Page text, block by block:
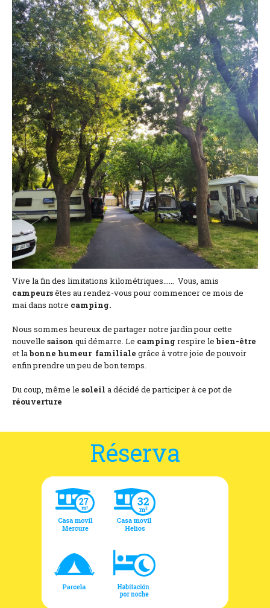
Situación y acceso
Formulario de contacto
Documentación
Noticias
Casa móvil y tarifas
Parcela y tarifas
Habitación por noche y precios
Vive la fin des limitations kilométriques...... Vous, amis
campeursêtes au rendez-vous pour commencer ce mois de
mai dans notre camping.
Nous sommes heureux de partager notre jardin pour cette
nouvelle saison qui démarre. Le camping respire le bien-être
et labonne humeur familiale grâce à votre joie de pouvoir
enfin prendre un peu de bon temps.
Du coup, même le soleil a décidé de participer à ce pot de
réouverture
Réserva